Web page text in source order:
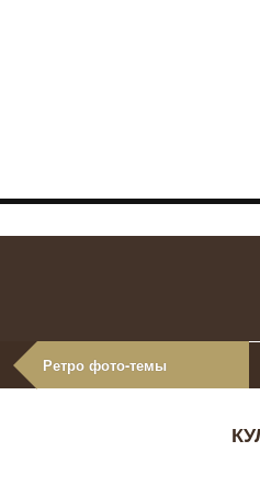
Ретро фото-темы